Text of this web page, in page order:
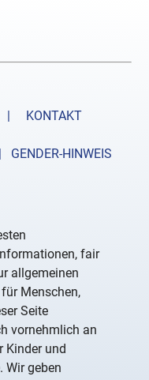
|
KONTAKT
GENDER-HINWEIS
fair
allgemeinen
Menschen,
Seite
vornehmlich an
Kinder und
Wir geben